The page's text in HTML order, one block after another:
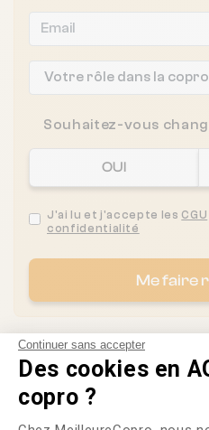
Continuer sans accepter
Des cookies en
copro ?
Plateforme de
Souhaitez-vous
OUI
J'ai lu et j'accepte les CGU
confidentialité
Me faire
Les syndics
NICE